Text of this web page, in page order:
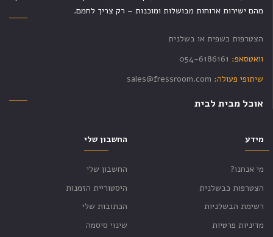
מהם ישירות ארוחות מבושלות ומוכנות – רק צריך לחמם.
הצטרפות כשפית או בשלנית
וואטסאפ: 054-6186161
שיתופי פעולה: sales@fressroom.com
אוכל מבית לבית
החשבון שלי
החשבון שלי
היסטוריית הזמנות
הכתובות שלי
שינוי סיסמה
מידע
מי אנחנו?
הצטרפות כבשלנית
רשימת הבשלניות
מדיניות פרטיות